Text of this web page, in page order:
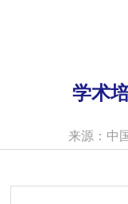
学术
来源：中